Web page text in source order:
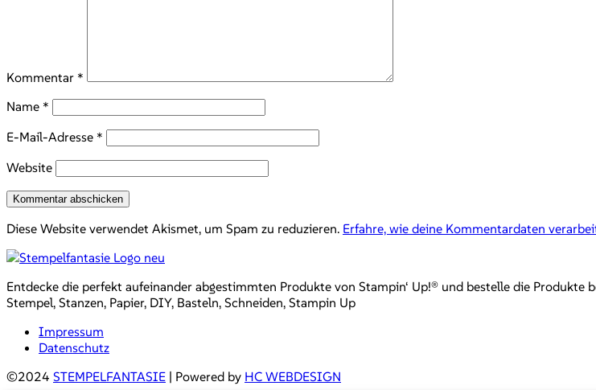
Kommentar *
Name *
E-Mail-Adresse *
Website
Diese Website verwendet Akismet, um Spam zu reduzieren. Erfahre, wie deine Kommentardaten
Entdecke die perfekt aufeinander abgestimmten Produkte von Stampin‘ Up!® und bestelle die
Stempel, Stanzen, Papier, DIY, Basteln, Schneiden, Stampin Up
Impressum
Datenschutz
©2024 STEMPELFANTASIE | Powered by HC WEBDESIGN